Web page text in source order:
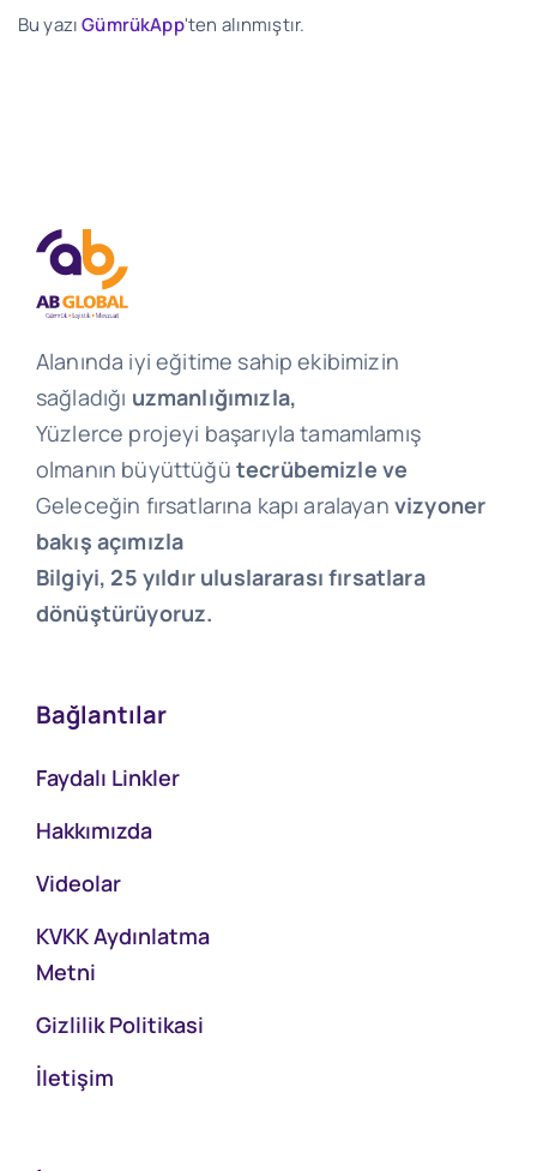
Bu yazıGümrükApp'ten alınmıştır.
Alanında iyi eğitime sahip ekibimizin
sağladığı uzmanlığımızla,
Yüzlerce projeyi başarıyla tamamlamış
olmanın büyüttüğü tecrübemizle ve
Geleceğin fırsatlarına kapı aralayan vizyoner
bakış açımızla
Bilgiyi, 25 yıldır uluslararası fırsatlara
dönüştürüyoruz.
Bağlantılar
Faydalı Linkler
Hakkımızda
Videolar
KVKK Aydınlatma
Metni
Gizlilik Politikasi
İletişim